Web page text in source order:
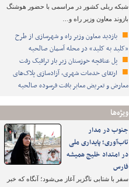
شبکه ریلی کشور در مراسمی با حضور هوشنگ
بازوند معاون وزیر راه و…
بازدید معاون وزیر راه و شهرسازی از طرح
«کلید به کلید» در محله آسمان صالحیه
پل عنافچه خوزستان زیر بار ترافیک رفت
ارتقای خدمات شهری، آزادسازی پلاک‌های
معارض و تعریض معابر بافت فرسوده صالحیه
ویژه‌ها
جنوب در مدار
تاب‌آوری؛ پایداری ملی
در امتداد خلیج همیشه
فارس
سفر با شتابی ناگزیر آغاز می‌شود؛ آنگاه که خبر